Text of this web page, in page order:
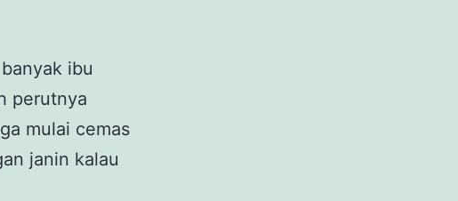
ibu
perutnya
mulai cemas
janin kalau